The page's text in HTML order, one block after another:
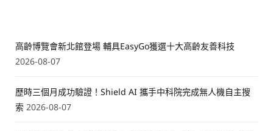
高齡博覽會新北館登場 輔具EasyGo獲選十大高齡友善科技
2026-08-07
歷時三個月成功驗證！Shield AI 攜手中科院完成無人機自主搜
索 2026-08-07